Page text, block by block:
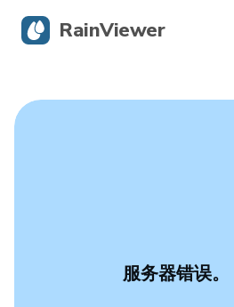
服务器错误。
RainViewer